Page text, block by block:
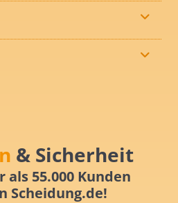
& Sicherheit
als 55.000 Kunden
Scheidung.de!